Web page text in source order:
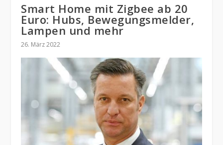
Smart Home mit Zigbee ab 20
Euro: Hubs, Bewegungsmelder,
Lampen und mehr
26. März 2022